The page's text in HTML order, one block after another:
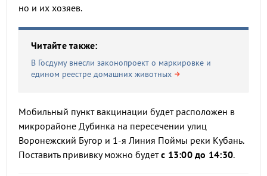
но и их хозяев.
Читайте также:
В Госдуму внесли законопроект о маркировке и
едином реестре домашних животных
Мобильный пункт вакцинации будет расположен в
микрорайоне Дубинка на пересечении улиц
Воронежский Бугор и 1-я Линия Поймы реки Кубань.
Поставить прививку можно будетс 13:00 до 14:30.